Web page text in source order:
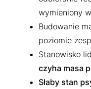
wymieniony
Budowanie
poziomie
Stanowisko
czyha masa
Słaby stan